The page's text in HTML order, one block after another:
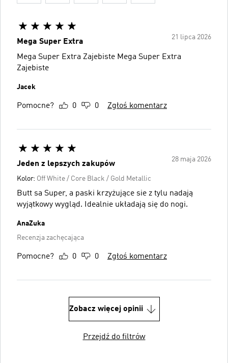
21 lipca 2026
Mega Super Extra
Mega Super Extra Zajebiste Mega Super Extra
Zajebiste
Jacek
Pomocne? 0 0 Zgłoś komentarz
28 maja 2026
Jeden z lepszych zakupów
Kolor: Off White / Core Black / Gold Metallic
Butt sa Super, a paski krzyżujące sie z tylu nadają
wyjątkowy wygląd. Idealnie układają się do nogi.
AnaZuka
Recenzja zachęcająca
Pomocne? 0 0 Zgłoś komentarz
Zobacz więcej opinii
Przejdź do filtrów